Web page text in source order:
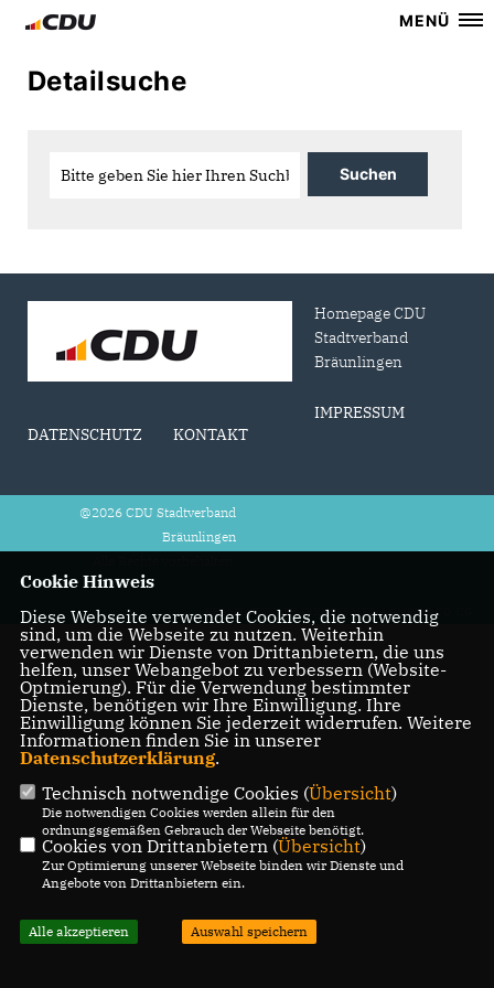
MENÜ
Detailsuche
Homepage CDU
Stadtverband
Bräunlingen
IMPRESSUM
DATENSCHUTZ
KONTAKT
@2026 CDU Stadtverband
Bräunlingen
REALISATION: SHARKNESS MEDIA GMBH & CO. KG
Cookie Hinweis
Diese Webseite verwendet Cookies, die notwendig
sind, um die Webseite zu nutzen. Weiterhin
verwenden wir Dienste von Drittanbietern, die uns
helfen, unser Webangebot zu verbessern (Website-
Optmierung). Für die Verwendung bestimmter
Dienste, benötigen wir Ihre Einwilligung. Ihre
Einwilligung können Sie jederzeit widerrufen. Weitere
Informationen finden Sie in unserer
Datenschutzerklärung.
Technisch notwendige Cookies (Übersicht)
Die notwendigen Cookies werden allein für den
ordnungsgemäßen Gebrauch der Webseite benötigt.
Cookies von Drittanbietern (Übersicht)
Zur Optimierung unserer Webseite binden wir Dienste und
Angebote von Drittanbietern ein.
Alle akzeptieren Auswahl speichern